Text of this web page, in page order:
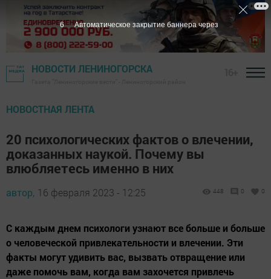
НОВОСТИ ЛЕНИНОГОРСКА
НОВОСТНАЯ ЛЕНТА
20 психологических фактов о влечении,
доказанных наукой. Почему вы
влюбляетесь именно в них
автор, 16 февраля 2023 - 12:25 448 0 0
С каждым днем психологи узнают все больше и больше
о человеческой привлекательности и влечении. Эти
факты могут удивить вас, вызвать отвращение или
даже помочь вам, когда вам захочется привлечь
5 Автоматическое закрытие баннера через